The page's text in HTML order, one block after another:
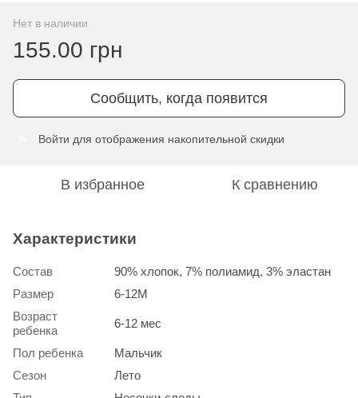
Нет в наличии
155.00 грн
Сообщить, когда появится
Войти для отображения накопительной скидки
В избранное К сравнению
Характеристики
Состав
90% хлопок, 7% полиамид, 3% эластан
Размер
6-12М
Возраст
ребенка
6-12 мес
Пол ребенка
Мальчик
Сезон
Лето